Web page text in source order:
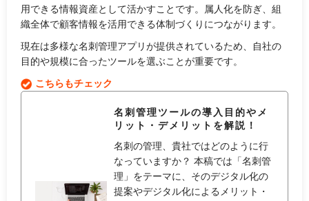
用できる情報資産として活かすことです。属人化を防ぎ、組
織全体で顧客情報を活用できる体制づくりにつながります。
現在は多様な名刺管理アプリが提供されているため、自社の
目的や規模に合ったツールを選ぶことが重要です。
こちらもチェック
名刺管理ツールの導入目的やメ
リット・デメリットを解説！
名刺の管理、貴社ではどのように行
なっていますか？ 本稿では「名刺管
理」をテーマに、そのデジタル化の
提案やデジタル化によるメリット・